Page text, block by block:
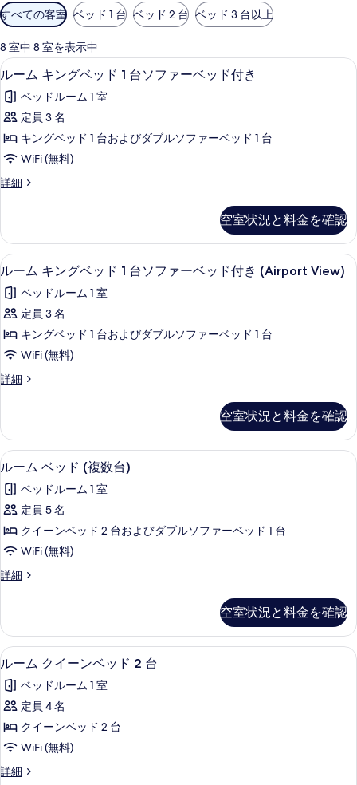
利
用
可
能
な
客
室
の
り
込
件
すべての客室 ベッド 1 台 ベッド 2 台 ベッド 3 台以上
8 室中 8 室を表示中
ル
ー
ム
キ
ン
ベ
ド
台
ソ
フ
ァ
ー
ベ
付
き
の
す
べ
て
の
写
を
表
示
す
る
低刺激性寝具、セーフティボックス
4
ルーム キングベッド 1 台ソファーベッド付き
ベッドルーム 1 室
定員 3 名
キングベッド 1 台およびダブルソファーベッド 1 台
WiFi (無料)
詳細
ル
ン
グ
ベ
ド
ソ
フ
ー
付
き
の
詳
細
空室状況と料金を確認
ル
ー
ム
キ
ン
ベ
ド
台
ソ
フ
ァ
ー
ベ
付
き
(Airport
View)
の
す
べ
て
低刺激性寝具、セーフティボックス
1
ルーム キングベッド 1 台ソファーベッド付き (Airport View)
ベッドルーム 1 室
定員 3 名
キングベッド 1 台およびダブルソファーベッド 1 台
WiFi (無料)
詳細
ル
ン
グ
ベ
ド
ソ
フ
ー
付
き
(Airport
View)
の
詳
細
空室状況と料金を確認
ル
ー
ム
ベ
ッ
(複
台)
の
す
べ
て
の
写
真
低刺激性寝具、セーフティボックス
3
ルーム ベッド (複数台)
ベッドルーム 1 室
定員 5 名
クイーンベッド 2 台およびダブルソファーベッド 1 台
WiFi (無料)
詳細
ル
ッ
ド
(複
台)
の
細
空室状況と料金を確認
ル
ー
ム
ク
イ
ン
低刺激性寝具、セーフティボックス
3
ルーム クイーンベッド 2 台
ベッドルーム 1 室
定員 4 名
クイーンベッド 2 台
WiFi (無料)
詳細
ル